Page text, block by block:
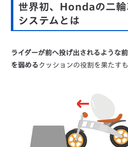
世界初、Hondaの二輪
システムとは
ライダーが前へ投げ出されるような
を弱める クッションの役割を果たすも